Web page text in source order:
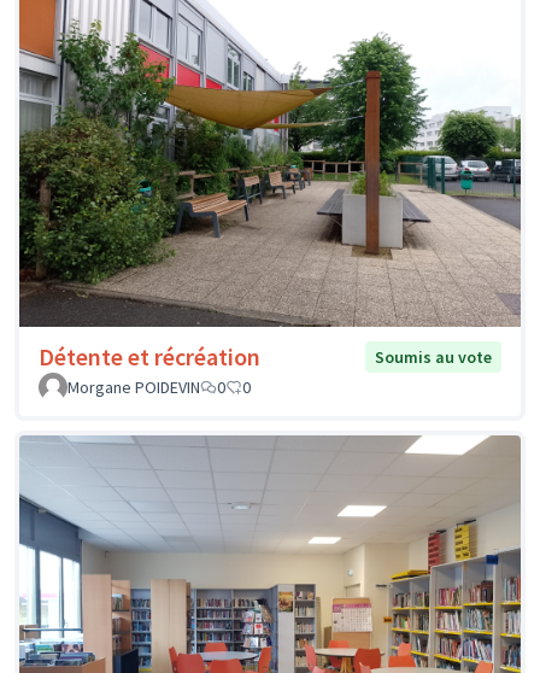
Détente et récréation
Soumis au vote
Morgane POIDEVIN
0 0